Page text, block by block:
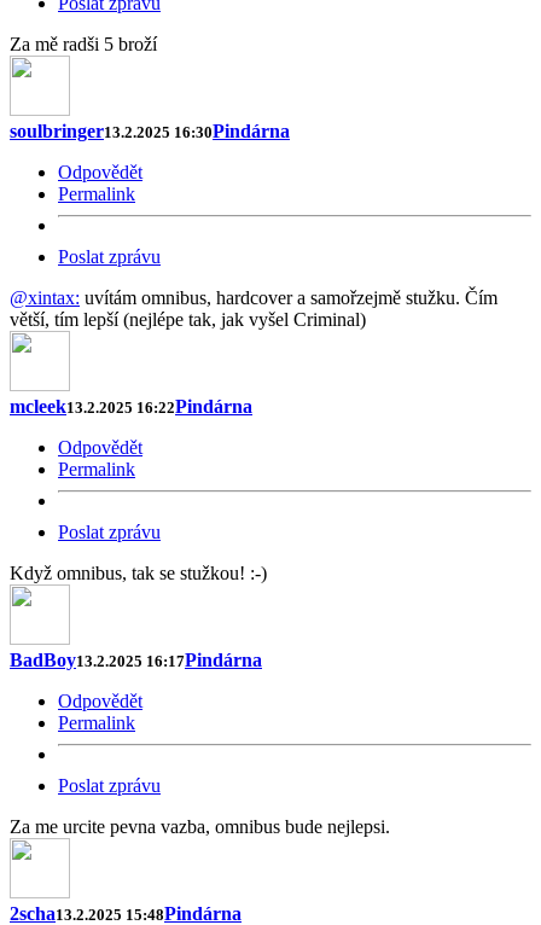
Za mě radši 5 broží
soulbringer13.2.2025 16:30Pindárna
Odpovědět
Permalink
Poslat zprávu
@xintax: uvítám omnibus, hardcover a samořzejmě stužku. Čím
větší, tím lepší (nejlépe tak, jak vyšel Criminal)
mcleek13.2.2025 16:22Pindárna
Odpovědět
Permalink
Poslat zprávu
Když omnibus, tak se stužkou! :-)
BadBoy13.2.2025 16:17Pindárna
Odpovědět
Permalink
Poslat zprávu
Za me urcite pevna vazba, omnibus bude nejlepsi.
2scha13.2.2025 15:48Pindárna